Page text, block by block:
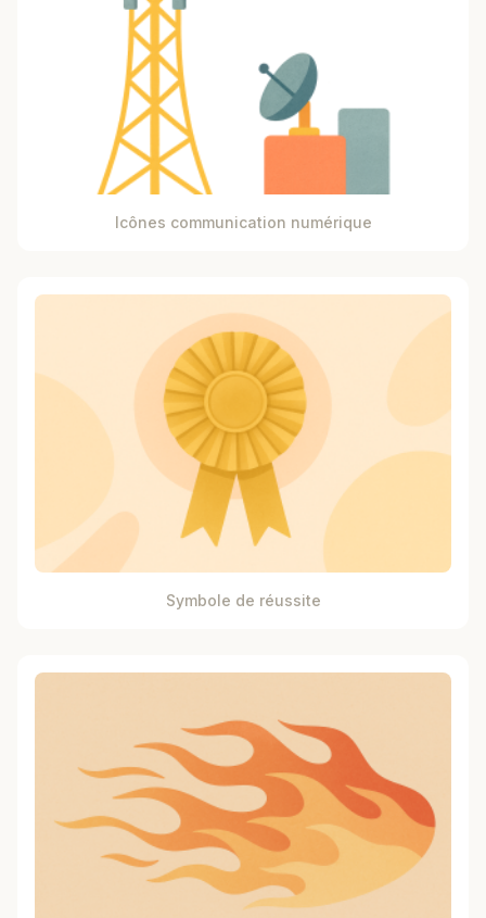
Icônes communication numérique
Symbole de réussite